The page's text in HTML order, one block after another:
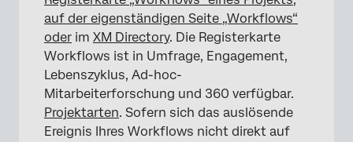
Freigabe und Berechtigungen
XM Directory-Workflows
FAQs
auf der eigenständigen Seite „Workflows“
oder im XM Directory. Die Registerkarte
Workflows ist in Umfrage, Engagement,
Lebenszyklus, Ad-hoc-
Mitarbeiterforschung und 360 verfügbar.
Projektarten. Sofern sich das auslösende
Ereignis Ihres Workflows nicht direkt auf